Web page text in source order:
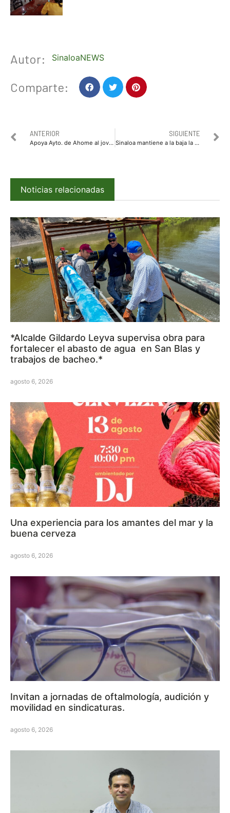
Autor: SinaloaNEWS
Comparte:
ANTERIOR
Apoya Ayto. de Ahome al joven Eduardo Balderrama con una freidora para su proyecto productivo de inclusión
SIGUIENTE
Sinaloa mantiene a la baja la incidencia delictiva: SESESP
Noticias relacionadas
*Alcalde Gildardo Leyva supervisa obra para
fortalecer el abasto de agua en San Blas y
trabajos de bacheo.*
agosto 6, 2026
Una experiencia para los amantes del mar y la
buena cerveza
agosto 6, 2026
Invitan a jornadas de oftalmología, audición y
movilidad en sindicaturas.
agosto 6, 2026